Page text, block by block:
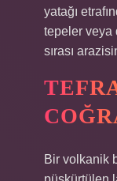
yatağı
tepeler veya
sırası
Bir volkanik